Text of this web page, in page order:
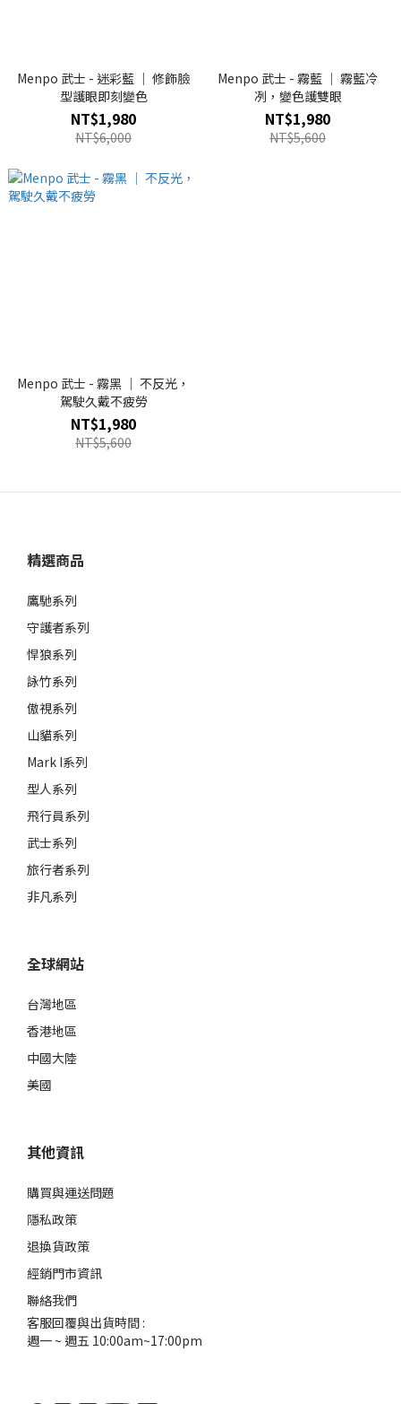
Menpo 武士 - 迷彩藍 ｜ 修飾臉
型護眼即刻變色
NT$1,980
NT$6,000
Menpo 武士 - 霧藍 ｜ 霧藍冷
冽，變色護雙眼
NT$1,980
NT$5,600
Menpo 武士 - 霧黑 ｜ 不反光，
駕駛久戴不疲勞
NT$1,980
NT$5,600
精選商品
鷹馳系列
守護者系列
悍狼系列
詠竹系列
傲視系列
山貓系列
Mark I系列
型人系列
飛行員系列
武士系列
旅行者系列
非凡系列
全球網站
台灣地區
香港地區
中國大陸
美國
其他資訊
購買與運送問題
隱私政策
退換貨政策
經銷門市資訊
聯絡我們
客服回覆與出貨時間 :
週一 ~ 週五 10:00am~17:00pm